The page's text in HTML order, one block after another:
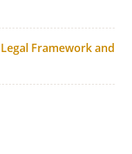
Framework and